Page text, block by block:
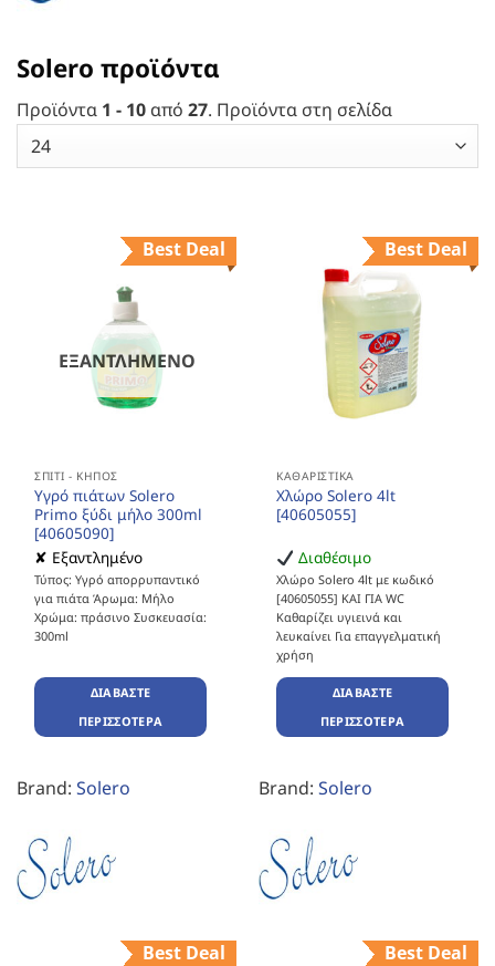
Solero προϊόντα
Προϊόντα 1 - 10 από 27. Προϊόντα στη σελίδα
Best Deal
ΕΞΑΝΤΛΗΜΈΝΟ
ΣΠΊΤΙ - ΚΉΠΟΣ
Υγρό πιάτων Solero
Primo ξύδι μήλο 300ml
[40605090]
✘ Εξαντλημένο
Τύπος: Υγρό απορρυπαντικό
για πιάτα Άρωμα: Μήλο
Χρώμα: πράσινο Συσκευασία:
300ml
ΔΙΑΒΆΣΤΕ
ΠΕΡΙΣΣΌΤΕΡΑ
Brand: Solero
Best Deal
ΚΑΘΑΡΙΣΤΙΚΆ
Χλώρο Solero 4lt
[40605055]
Διαθέσιμο
Χλώρο Solero 4lt με κωδικό
[40605055] ΚΑΙ ΓΙΑ WC
Καθαρίζει υγιεινά και
λευκαίνει Για επαγγελματική
χρήση
ΔΙΑΒΆΣΤΕ
ΠΕΡΙΣΣΌΤΕΡΑ
Brand: Solero
Best Deal Best Deal